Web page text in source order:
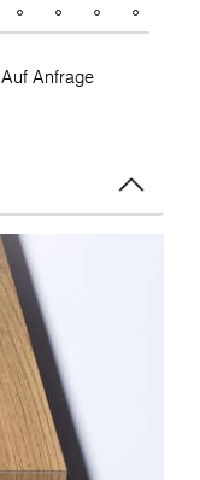
Auf Anfrage